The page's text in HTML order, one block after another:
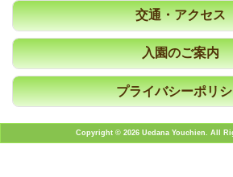
交通・アクセス
入園のご案内
プライバシーポリ
Copyright © 2026 Uedana Youchien. All